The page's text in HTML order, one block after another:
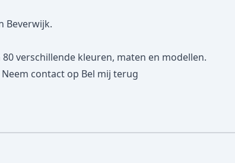
Beverwijk.
verschillende kleuren, maten en modellen.
Neem contact op Bel mij terug